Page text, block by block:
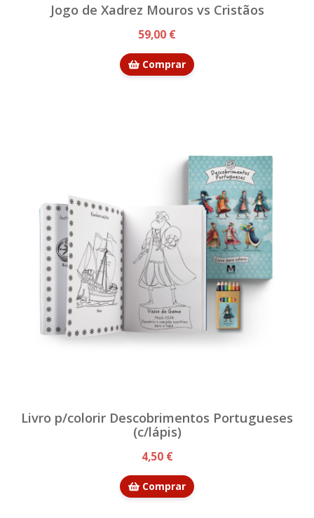
Jogo de Xadrez Mouros vs Cristãos
59,00 €
Comprar
Livro p/colorir Descobrimentos Portugueses
(c/lápis)
4,50 €
Comprar